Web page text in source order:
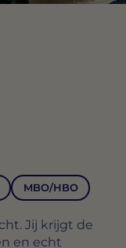
MBO/HBO
Jij krijgt de
en echt